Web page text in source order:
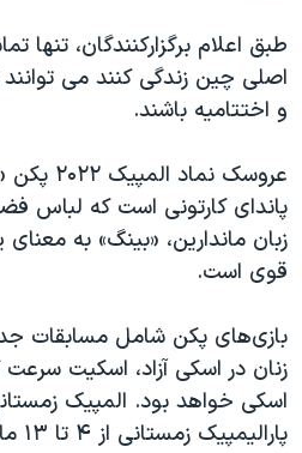
طبق اعلام برگزارکنندگان، تنها
اصلی چین زندگی کنند می توانند
و اختتامیه باشند.
عروسک
پاندای کارتونی است که لباس
زبان ماندارین، «بینگ» به
قوی است.
بازی‌های پکن شامل مسابقات
زنان در اسکی آزاد، اسکیت سرعت
پارالیمپیک زمستانی از ۴ تا ۱۳ ماه مارس برگزار می شود.